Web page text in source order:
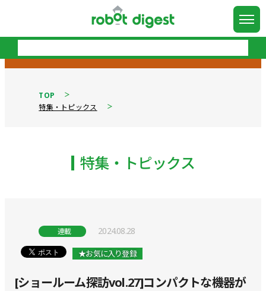
TOP
特集・トピックス
特集・トピックス
連載 2024.08.28
★お気に入り登録
[ショールーム探訪vol.27]コンパクトな機器が